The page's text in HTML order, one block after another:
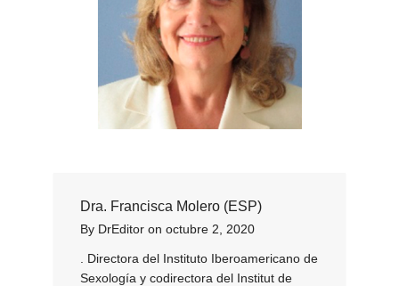
Dra. Francisca Molero (ESP)
By DrEditor on octubre 2, 2020
. Directora del Instituto Iberoamericano de
Sexología y codirectora del Institut de